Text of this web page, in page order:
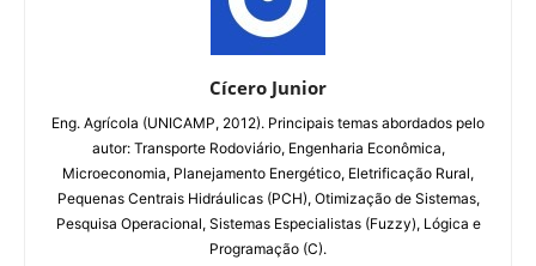
Cícero Junior
Eng. Agrícola (UNICAMP, 2012). Principais temas abordados pelo
autor: Transporte Rodoviário, Engenharia Econômica,
Microeconomia, Planejamento Energético, Eletrificação Rural,
Pequenas Centrais Hidráulicas (PCH), Otimização de Sistemas,
Pesquisa Operacional, Sistemas Especialistas (Fuzzy), Lógica e
Programação (C).